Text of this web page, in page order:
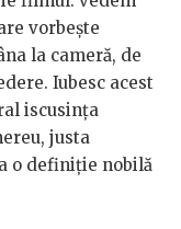
vorbește
la cameră, de
Iubesc acest
iscusința
justa
o definiție nobilă